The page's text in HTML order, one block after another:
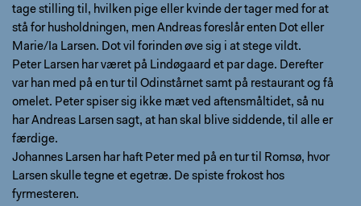
tage stilling til, hvilken pige eller kvinde der tager med for at
stå for husholdningen, men Andreas foreslår enten Dot eller
Marie/Ia Larsen. Dot vil forinden øve sig i at stege vildt.
Peter Larsen har været på Lindøgaard et par dage. Derefter
var han med på en tur til Odinstårnet samt på restaurant og få
omelet. Peter spiser sig ikke mæt ved aftensmåltidet, så nu
har Andreas Larsen sagt, at han skal blive siddende, til alle er
færdige.
Johannes Larsen har haft Peter med på en tur til Romsø, hvor
Larsen skulle tegne et egetræ. De spiste frokost hos
fyrmesteren.